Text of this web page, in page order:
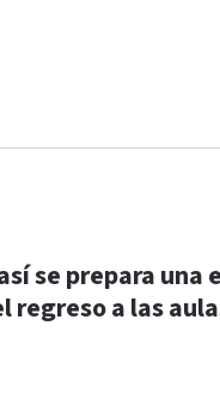
se prepara una
regreso a las